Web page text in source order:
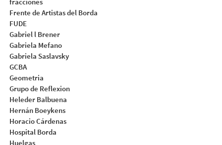
Frente de Artistas del Borda
FUDE
Gabriel l Brener
Gabriela Mefano
Gabriela Saslavsky
GCBA
Geometria
Grupo de Reflexion
Heleder Balbuena
Hernán Boeykens
Horacio Cárdenas
Hospital Borda
Huelgas